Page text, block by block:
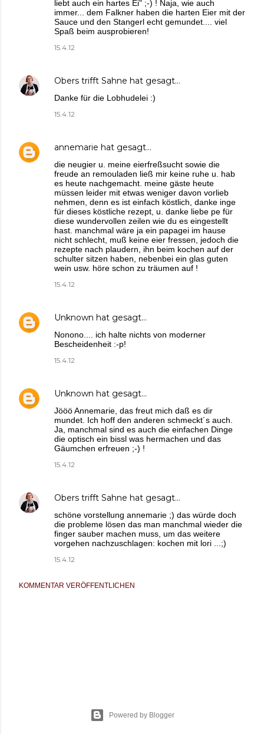
liebt auch ein hartes Ei" ;-) ! Naja, wie auch
immer... dem Falkner haben die harten Eier mit der
Sauce und den Stangerl echt gemundet.... viel
Spaß beim ausprobieren!
15.4.12
Obers trifft Sahne hat gesagt…
Danke für die Lobhudelei :)
15.4.12
annemarie hat gesagt…
die neugier u. meine eierfreßsucht sowie die
freude an remouladen ließ mir keine ruhe u. hab
es heute nachgemacht. meine gäste heute
müssen leider mit etwas weniger davon vorlieb
nehmen, denn es ist einfach köstlich, danke inge
für dieses köstliche rezept, u. danke liebe pe für
diese wundervollen zeilen wie du es eingestellt
hast. manchmal wäre ja ein papagei im hause
nicht schlecht, muß keine eier fressen, jedoch die
rezepte nach plaudern, ihn beim kochen auf der
schulter sitzen haben, nebenbei ein glas guten
wein usw. höre schon zu träumen auf !
15.4.12
Unknown hat gesagt…
Nonono.... ich halte nichts von moderner
Bescheidenheit :-p!
15.4.12
Unknown hat gesagt…
Jööö Annemarie, das freut mich daß es dir
mundet. Ich hoff den anderen schmeckt´s auch.
Ja, manchmal sind es auch die einfachen Dinge
die optisch ein bissl was hermachen und das
Gäumchen erfreuen ;-) !
15.4.12
Obers trifft Sahne hat gesagt…
schöne vorstellung annemarie ;) das würde doch
die probleme lösen das man manchmal wieder die
finger sauber machen muss, um das weitere
vorgehen nachzuschlagen: kochen mit lori ...;)
15.4.12
KOMMENTAR VERÖFFENTLICHEN
Powered by Blogger